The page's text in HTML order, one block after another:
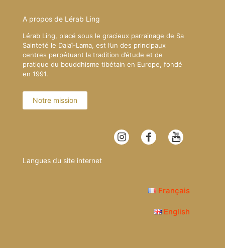
A propos de Lérab Ling
Lérab Ling, placé sous le gracieux parrainage de Sa
Sainteté le Dalaï-Lama, est l’un des principaux
centres perpétuant la tradition d’étude et de
pratique du bouddhisme tibétain en Europe, fondé
en 1991.
Notre mission
Langues du site internet
Français
English